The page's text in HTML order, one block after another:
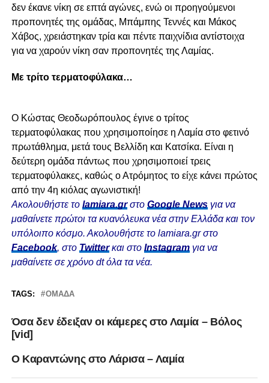
δεν έκανε νίκη σε επτά αγώνες, ενώ οι προηγούμενοι
προπονητές της ομάδας, Μπάμπης Τεννές και Μάκος
Χάβος, χρειάστηκαν τρία και πέντε παιχνίδια αντίστοιχα
για να χαρούν νίκη σαν προπονητές της Λαμίας.
Με τρίτο τερματοφύλακα…
Ο Κώστας Θεοδωρόπουλος έγινε ο τρίτος
τερματοφύλακας που χρησιμοποίησε η Λαμία στο φετινό
πρωτάθλημα, μετά τους Βελλίδη και Κατσίκα. Είναι η
δεύτερη ομάδα πάντως που χρησιμοποιεί τρεις
τερματοφύλακες, καθώς ο Ατρόμητος το είχε κάνει πρώτος
από την 4η κιόλας αγωνιστική!
Ακολουθήστε το lamiara.grστο Google Newsγια να
μαθαίνετε πρώτοι τα κυανόλευκα νέα στην Ελλάδα και τον
υπόλοιπο κόσμο. Ακολουθήστε το lamiara.gr στο
Facebook, στο Twitterκαι στο Instagram για να
μαθαίνετε σε χρόνο dt όλα τα νέα.
TAGS: ΟΜΆΔΑ
Όσα δεν έδειξαν οι κάμερες στο Λαμία – Βόλος
[vid]
Ο Καραντώνης στο Λάρισα – Λαμία